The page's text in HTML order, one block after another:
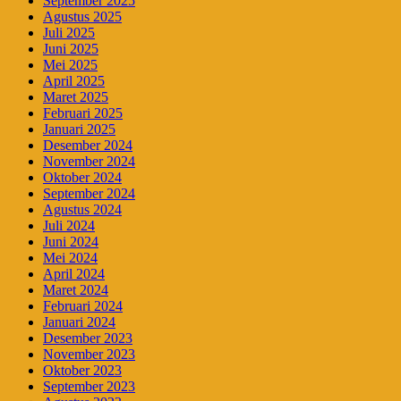
Agustus 2025
Juli 2025
Juni 2025
Mei 2025
April 2025
Maret 2025
Februari 2025
Januari 2025
Desember 2024
November 2024
Oktober 2024
September 2024
Agustus 2024
Juli 2024
Juni 2024
Mei 2024
April 2024
Maret 2024
Februari 2024
Januari 2024
Desember 2023
November 2023
Oktober 2023
September 2023